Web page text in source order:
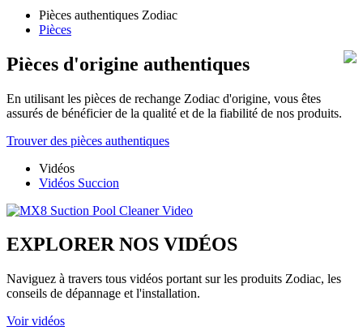
Pièces authentiques Zodiac
Pièces
Pièces d'origine authentiques
En utilisant les pièces de rechange Zodiac d'origine, vous êtes
assurés de bénéficier de la qualité et de la fiabilité de nos produits.
Trouver des pièces authentiques
Vidéos
Vidéos Succion
EXPLORER NOS VIDÉOS
Naviguez à travers tous vidéos portant sur les produits Zodiac, les
conseils de dépannage et l'installation.
Voir vidéos